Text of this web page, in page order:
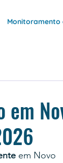
Monitoramento
em
em Novo